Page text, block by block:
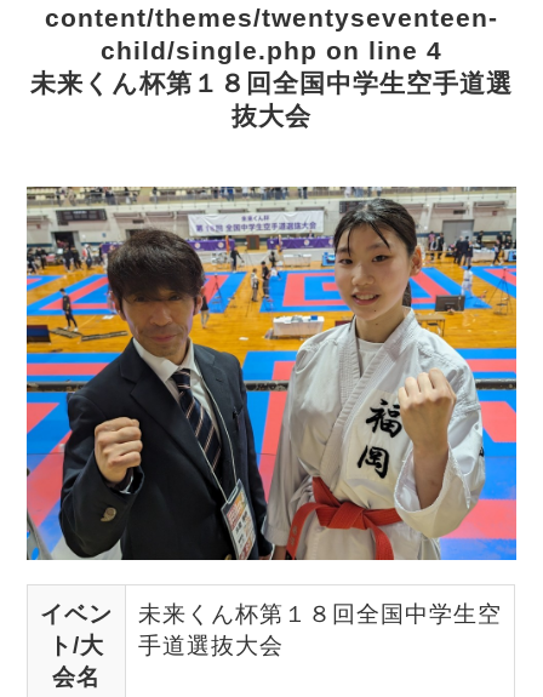
content/themes/twentyseventeen-
child/single.php on line 4
未来くん杯第１８回全国中学生空手道選
抜大会
イベン
ト/大
会名
未来くん杯第１８回全国中学生空
手道選抜大会